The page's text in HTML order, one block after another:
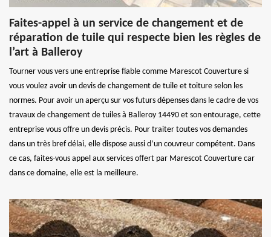
Faites-appel à un service de changement et de
réparation de tuile qui respecte bien les règles de
l’art à Balleroy
Tourner vous vers une entreprise fiable comme Marescot Couverture si
vous voulez avoir un devis de changement de tuile et toiture selon les
normes. Pour avoir un aperçu sur vos futurs dépenses dans le cadre de vos
travaux de changement de tuiles à Balleroy 14490 et son entourage, cette
entreprise vous offre un devis précis. Pour traiter toutes vos demandes
dans un très bref délai, elle dispose aussi d’un couvreur compétent. Dans
ce cas, faites-vous appel aux services offert par Marescot Couverture car
dans ce domaine, elle est la meilleure.